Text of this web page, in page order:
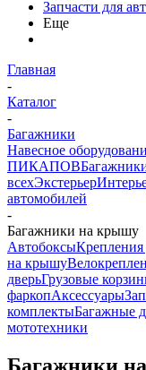
Запчасти для
Еще
Главная
-
Каталог
-
Багажники
Навесное
ПИКАПОВ
всехЭкстерьер
автомобилей
-
Багажники на крышу
Автобоксы
на крышу
дверьГрузовые
фаркопАксессуары
комплектыБагажные
мототехники